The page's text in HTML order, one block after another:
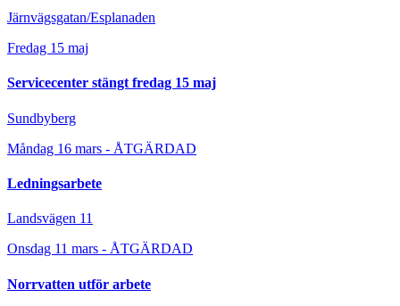
Järnvägsgatan/Esplanaden
Fredag 15 maj
Servicecenter stängt fredag 15 maj
Sundbyberg
Måndag 16 mars - ÅTGÄRDAD
Ledningsarbete
Landsvägen 11
Onsdag 11 mars - ÅTGÄRDAD
Norrvatten utför arbete